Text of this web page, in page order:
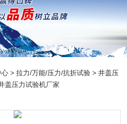
心 >拉力/万能/压力/抗折试验 >井盖压
盖压力试验机厂家